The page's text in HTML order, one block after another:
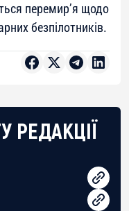
перемир’я щодо
безпілотників.
РЕДАКЦІЇ